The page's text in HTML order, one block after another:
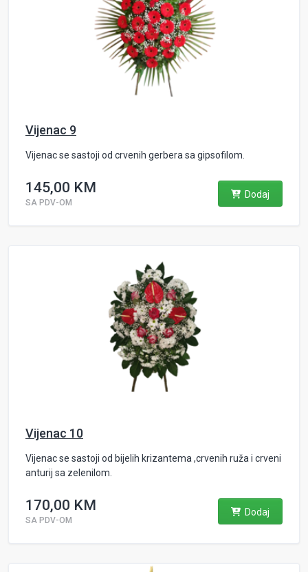
Vijenac 9
Vijenac se sastoji od crvenih gerbera sa gipsofilom.
145,00 KM
SA PDV-OM
Dodaj
Vijenac 10
Vijenac se sastoji od bijelih krizantema ,crvenih ruža i crveni
anturij sa zelenilom.
170,00 KM
SA PDV-OM
Dodaj